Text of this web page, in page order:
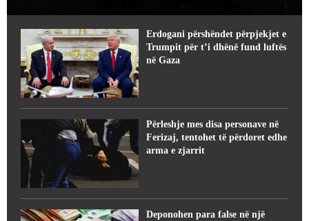
Erdogani përshëndet përpjekjet e
Trumpit për t’i dhënë fund luftës
në Gaza
Përleshje mes disa personave në
Ferizaj, tentohet të përdoret edhe
arma e zjarrit
Deponohen para false në një